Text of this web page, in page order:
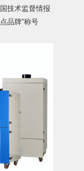
技术监督情报
品牌”称号